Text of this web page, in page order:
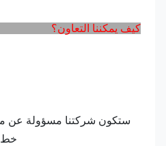
كيف يمكننا التعاون؟
ستكون شركتنا مسؤولة عن
خط